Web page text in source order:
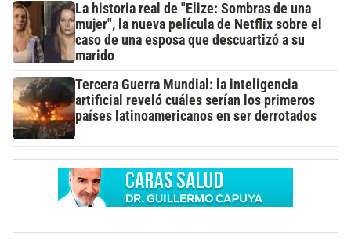
La historia real de "Elize: Sombras de una
mujer", la nueva película de Netflix sobre el
caso de una esposa que descuartizó a su
marido
Tercera Guerra Mundial: la inteligencia
artificial reveló cuáles serían los primeros
países latinoamericanos en ser derrotados